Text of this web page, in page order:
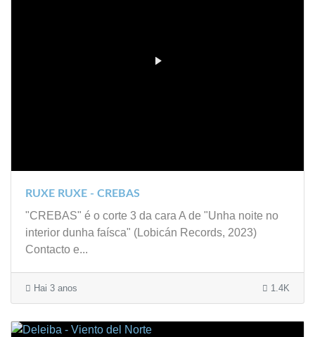
RUXE RUXE - CREBAS
"CREBAS" é o corte 3 da cara A de "Unha noite no
interior dunha faísca" (Lobicán Records, 2023)
Contacto e...
Hai 3 anos 1.4K